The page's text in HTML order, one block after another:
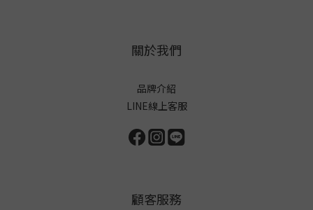
關於我們
品牌介紹
LINE線上客服
顧客服務